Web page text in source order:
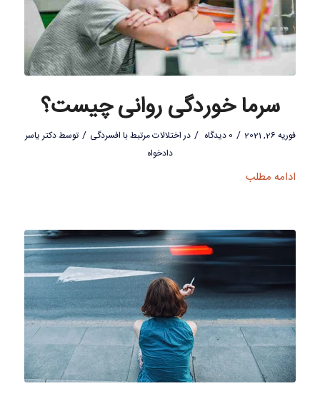
سرما خوردگی روانی چیست؟
فوریه 26, 2021 / 0 دیدگاه / دراختلالات مرتبط با افسردگی / توسطدکتر یاسر
دادخواه
ادامه مطلب